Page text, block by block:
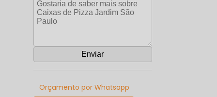
Orçamento por Whatsapp